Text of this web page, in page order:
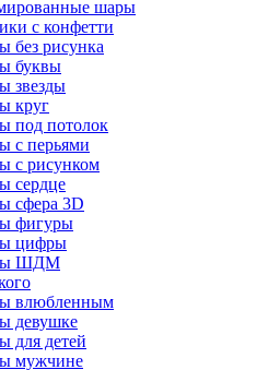
шары
с конфетти
без рисунка
буквы
звезды
круг
под потолок
с перьями
с рисунком
сердце
сфера 3D
фигуры
цифры
ШДМ
влюбленным
девушке
для детей
мужчине